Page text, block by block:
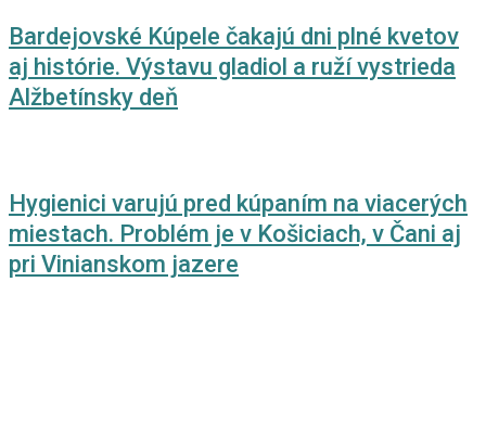
Bardejovské Kúpele čakajú dni plné kvetov
aj histórie. Výstavu gladiol a ruží vystrieda
Alžbetínsky deň
Hygienici varujú pred kúpaním na viacerých
miestach. Problém je v Košiciach, v Čani aj
pri Vinianskom jazere